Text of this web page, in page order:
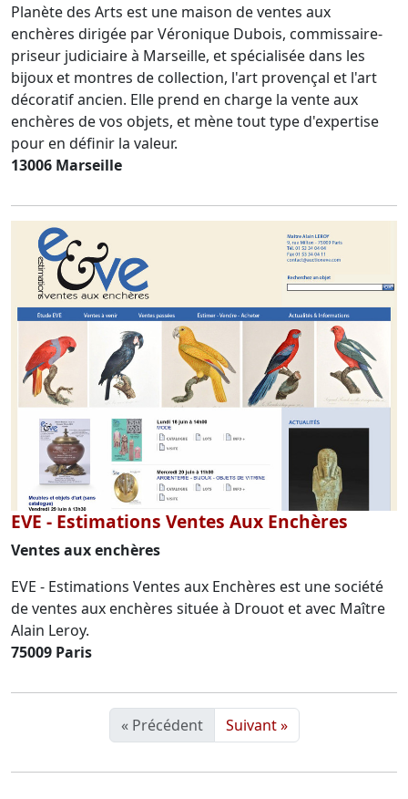
Planète des Arts est une maison de ventes aux
enchères dirigée par Véronique Dubois, commissaire-
priseur judiciaire à Marseille, et spécialisée dans les
bijoux et montres de collection, l'art provençal et l'art
décoratif ancien. Elle prend en charge la vente aux
enchères de vos objets, et mène tout type d'expertise
pour en définir la valeur.
13006 Marseille
EVE - Estimations Ventes Aux Enchères
Ventes aux enchères
EVE - Estimations Ventes aux Enchères est une société
de ventes aux enchères située à Drouot et avec Maître
Alain Leroy.
75009 Paris
« Précédent Suivant »